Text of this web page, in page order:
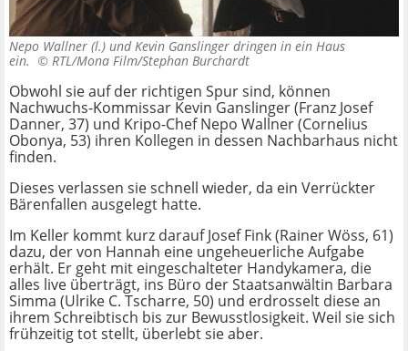
Nepo Wallner (l.) und Kevin Ganslinger dringen in ein Haus
ein. © RTL/Mona Film/Stephan Burchardt
Obwohl sie auf der richtigen Spur sind, können
Nachwuchs-Kommissar Kevin Ganslinger (Franz Josef
Danner, 37) und Kripo-Chef Nepo Wallner (Cornelius
Obonya, 53) ihren Kollegen in dessen Nachbarhaus nicht
finden.
Dieses verlassen sie schnell wieder, da ein Verrückter
Bärenfallen ausgelegt hatte.
Im Keller kommt kurz darauf Josef Fink (Rainer Wöss, 61)
dazu, der von Hannah eine ungeheuerliche Aufgabe
erhält. Er geht mit eingeschalteter Handykamera, die
alles live überträgt, ins Büro der Staatsanwältin Barbara
Simma (Ulrike C. Tscharre, 50) und erdrosselt diese an
ihrem Schreibtisch bis zur Bewusstlosigkeit. Weil sie sich
frühzeitig tot stellt, überlebt sie aber.